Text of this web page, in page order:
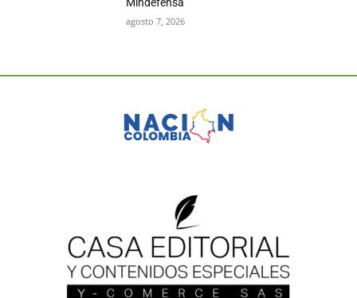
agosto 7, 2026